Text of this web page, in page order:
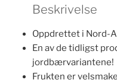
Beskrivelse
Oppdrettet i Nord-
En av de tidligst
jordbærvariantene!
Frukten er